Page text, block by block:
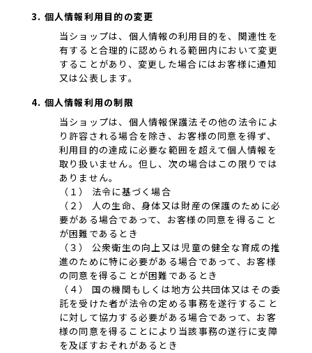
3. 個人情報利用目的の変更
当ショップは、個人情報の利用目的を、関連性を
有すると合理的に認められる範囲内において変更
することがあり、変更した場合にはお客様に通知
又は公表します。
4. 個人情報利用の制限
当ショップは、個人情報保護法その他の法令によ
り許容される場合を除き、お客様の同意を得ず、
利用目的の達成に必要な範囲を超えて個人情報を
取り扱いません。但し、次の場合はこの限りでは
ありません。
（１） 法令に基づく場合
（２） 人の生命、身体又は財産の保護のために必
要がある場合であって、お客様の同意を得ること
が困難であるとき
（３） 公衆衛生の向上又は児童の健全な育成の推
進のために特に必要がある場合であって、お客様
の同意を得ることが困難であるとき
（４） 国の機関もしくは地方公共団体又はその委
託を受けた者が法令の定める事務を遂行すること
に対して協力する必要がある場合であって、お客
様の同意を得ることにより当該事務の遂行に支障
を及ぼすおそれがあるとき